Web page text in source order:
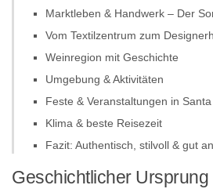
Marktleben & Handwerk – Der
Vom Textilzentrum zum
Weinregion mit Geschichte
Umgebung & Aktivitäten
Feste & Veranstaltungen in
Klima & beste Reisezeit
Fazit: Authentisch, stilvoll & gut
Geschichtlicher Ursprung